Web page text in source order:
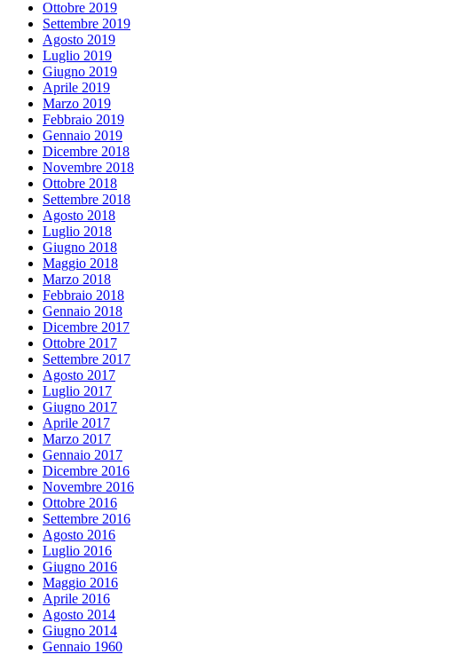
Ottobre 2019
Settembre 2019
Agosto 2019
Luglio 2019
Giugno 2019
Aprile 2019
Marzo 2019
Febbraio 2019
Gennaio 2019
Dicembre 2018
Novembre 2018
Ottobre 2018
Settembre 2018
Agosto 2018
Luglio 2018
Giugno 2018
Maggio 2018
Marzo 2018
Febbraio 2018
Gennaio 2018
Dicembre 2017
Ottobre 2017
Settembre 2017
Agosto 2017
Luglio 2017
Giugno 2017
Aprile 2017
Marzo 2017
Gennaio 2017
Dicembre 2016
Novembre 2016
Ottobre 2016
Settembre 2016
Agosto 2016
Luglio 2016
Giugno 2016
Maggio 2016
Aprile 2016
Agosto 2014
Giugno 2014
Gennaio 1960